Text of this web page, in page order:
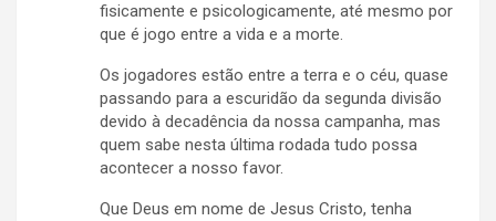
fisicamente e psicologicamente, até mesmo por
que é jogo entre a vida e a morte.
Os jogadores estão entre a terra e o céu, quase
passando para a escuridão da segunda divisão
devido à decadência da nossa campanha, mas
quem sabe nesta última rodada tudo possa
acontecer a nosso favor.
Que Deus em nome de Jesus Cristo, tenha